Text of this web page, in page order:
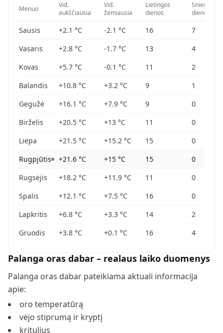
Mėnuo
Vid.
aukščiausia
Vid.
žemiausia
Lietingos
dienos
Sniego
dienos
Sausis +2.1 °C -2.1 °C 16
7
Vasaris
+2.8 °C -1.7 °C 13
4
Kovas
+5.7 °C -0.1 °C 11
2
Balandis
+10.8 °C +3.2 °C 9
1
Gegužė
+16.1 °C +7.9 °C 9
0
Birželis
+20.5 °C +13 °C 11
0
Liepa
+21.5 °C +15.2 °C 15
0
Rugpjūtis
+21.6 °C +15 °C 15
0
Rugsėjis
+18.2 °C +11.9 °C 11
0
Spalis
+12.1 °C +7.5 °C 16
0
Lapkritis
+6.8 °C +3.3 °C 14
2
Gruodis
+3.8 °C +0.1 °C 16 4
Palanga oras dabar – realaus laiko duomenys
Palanga oras dabar pateikiama aktuali informacija
apie:
oro temperatūrą
vėjo stiprumą ir kryptį
kritulius